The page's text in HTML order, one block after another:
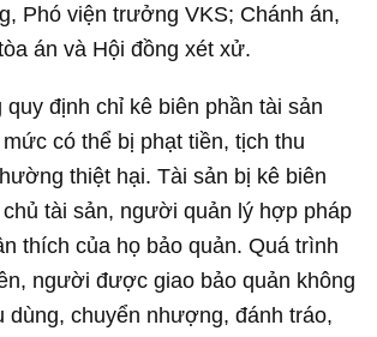
Phó viện trưởng VKS; Chánh án,
án và Hội đồng xét xử.
quy định chỉ kê biên phần tài sản
có thể bị phạt tiền, tịch thu
thiệt hại. Tài sản bị kê biên
tài sản, người quản lý hợp pháp
thích của họ bảo quản. Quá trình
người được giao bảo quản không
dùng, chuyển nhượng, đánh tráo,